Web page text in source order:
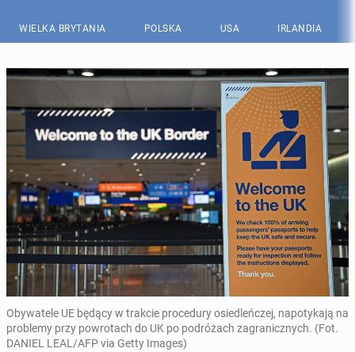
WIELKA BRYTANIA POLSKA USA IRLANDIA
Obywatele UE będący w trakcie procedury osiedleńczej, napotykają na
problemy przy powrotach do UK po podróżach zagranicznych. (Fot.
DANIEL LEAL/AFP via Getty Images)